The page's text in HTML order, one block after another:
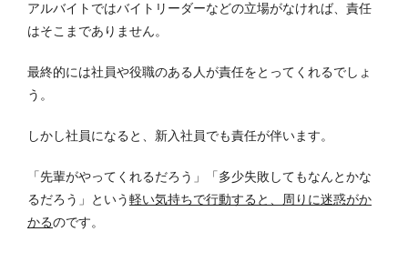
アルバイトではバイトリーダーなどの立場がなければ、責任
はそこまでありません。
最終的には社員や役職のある人が責任をとってくれるでしょ
う。
しかし社員になると、新入社員でも責任が伴います。
「先輩がやってくれるだろう」「多少失敗してもなんとかな
るだろう」という軽い気持ちで行動すると、周りに迷惑がか
かるのです。